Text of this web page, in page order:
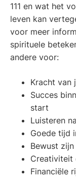
111 en wat het
leven kan
voor meer
spirituele
andere voor:
Kracht van
Succes
start
Luisteren
Goede tijd
Bewust
Creativiteit
Financiële